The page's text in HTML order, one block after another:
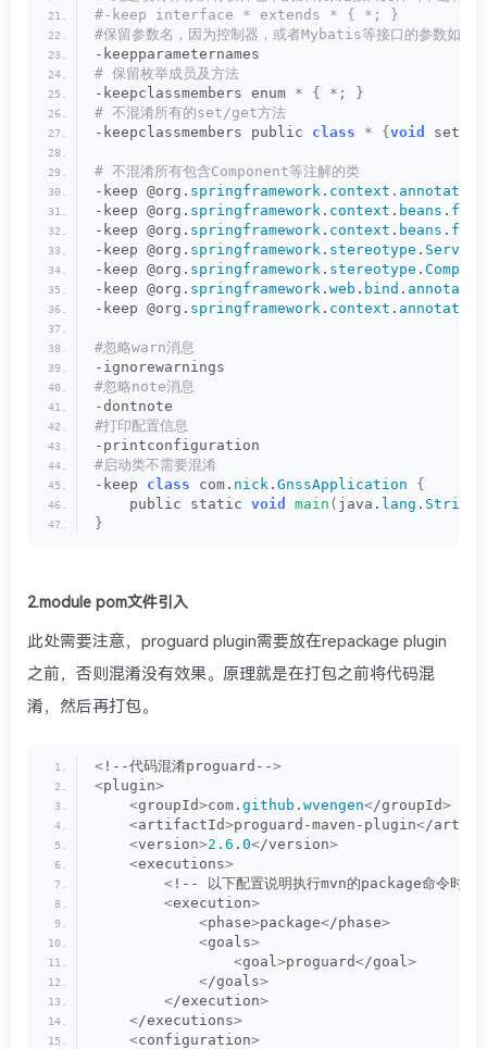
#-keep interface * extends * { *; }
#保留参数名，因为控制器，或者Mybatis等接口的参数如果
-keepparameternames
# 保留枚举成员及方法
-keepclassmembers enum * { *;
}
# 不混淆所有的set/get方法
-keepclassmembers public class * { void set*
# 不混淆所有包含Component等注解的类
-keep @org. springframework . context . annotation
-keep @org. springframework . context . beans .
-keep @org. springframework . context . beans .
-keep @org. springframework . stereotype . Service
-keep @org. springframework . stereotype .
-keep @org. springframework . web . bind .
-keep @org. springframework . context . annotation
#忽略warn消息
-ignorewarnings
#忽略note消息
-dontnote
#打印配置信息
-printconfiguration
#启动类不需要混淆
-keep class com. nick . GnssApplication
{
    public static
void main ( java. lang . String
}
2.module pom文件引入
此处需要注意，proguard plugin需要放在repackage plugin
之前，否则混淆没有效果。原理就是在打包之前将代码混
淆，然后再打包。
< !--代码混淆proguard-->
<plugin>
<groupId>com. github . wvengen</groupId>
<artifactId>proguard-maven-plugin</
<version>2.6 . 0</version>
<executions>
< !-- 以下配置说明执行mvn的package命令时
<execution>
<phase>package</phase>
<goals>
<goal >proguard</goal >
</goals>
</execution>
</executions>
<configuration>